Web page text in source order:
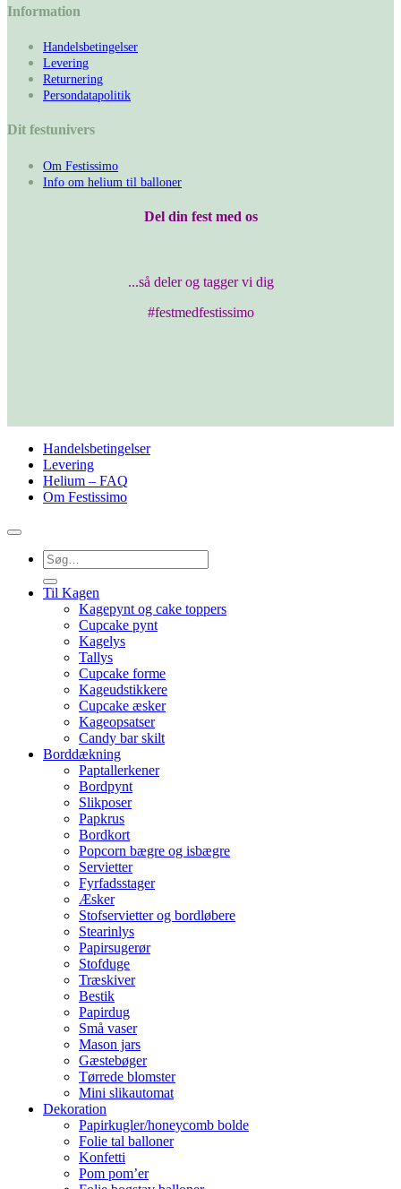
Information
Handelsbetingelser
Levering
Returnering
Persondatapolitik
Dit festunivers
Om Festissimo
Info om helium til balloner
Del din fest med os
...så deler og tagger vi dig
#festmedfestissimo
Handelsbetingelser
Levering
Helium – FAQ
Om Festissimo
Søg
efter:
Til Kagen
Kagepynt og cake toppers
Cupcake pynt
Kagelys
Tallys
Cupcake forme
Kageudstikkere
Cupcake æsker
Kageopsatser
Candy bar skilt
Borddækning
Paptallerkener
Bordpynt
Slikposer
Papkrus
Bordkort
Popcorn bægre og isbægre
Servietter
Fyrfadsstager
Æsker
Stofservietter og bordløbere
Stearinlys
Papirsugerør
Stofduge
Træskiver
Bestik
Papirdug
Små vaser
Mason jars
Gæstebøger
Tørrede blomster
Mini slikautomat
Dekoration
Papirkugler/honeycomb bolde
Folie tal balloner
Konfetti
Pom pom’er